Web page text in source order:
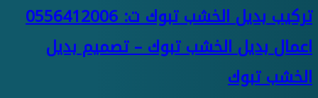
تركيب بديل الخشب تبوك ت: 0556412006
اعمال بديل الخشب تبوك – تصميم بديل
الخشب تبوك